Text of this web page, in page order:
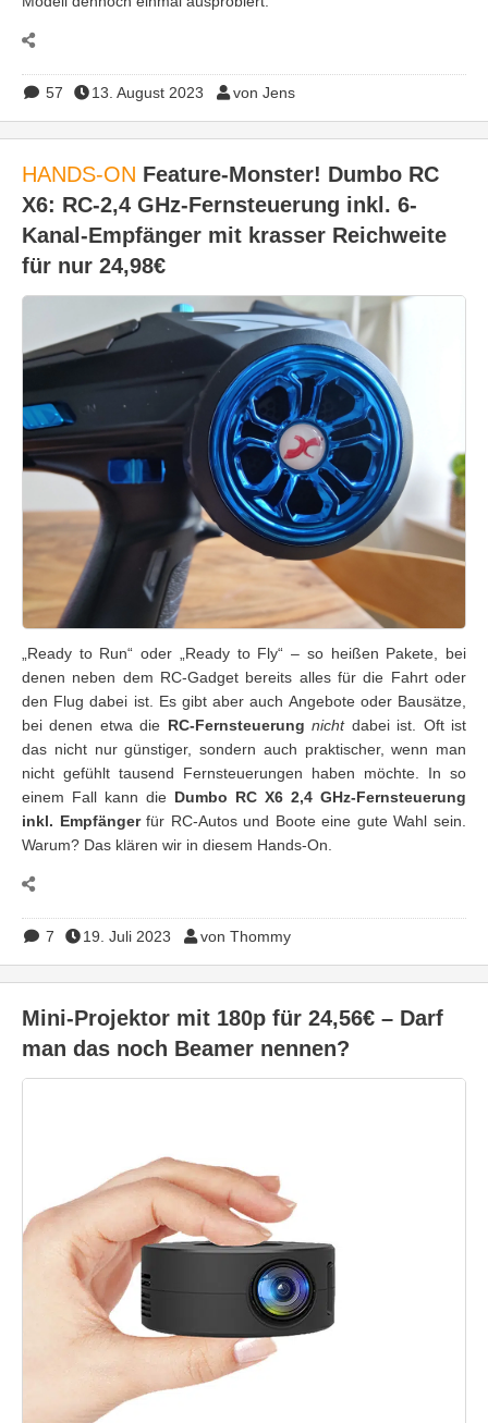
57 13. August 2023 von Jens
HANDS-ON Feature-Monster! Dumbo RC
X6: RC-2,4 GHz-Fernsteuerung inkl. 6-
Kanal-Empfänger mit krasser Reichweite
für nur 24,98€
„Ready to Run“ oder „Ready to Fly“ – so heißen Pakete, bei
denen neben dem RC-Gadget bereits alles für die Fahrt oder
den Flug dabei ist. Es gibt aber auch Angebote oder Bausätze,
bei denen etwa die RC-Fernsteuerung nichtdabei ist. Oft ist
das nicht nur günstiger, sondern auch praktischer, wenn man
nicht gefühlt tausend Fernsteuerungen haben möchte. In so
einem Fall kann die Dumbo RC X6 2,4 GHz-Fernsteuerung
inkl. Empfängerfür RC-Autos und Boote eine gute Wahl sein.
Warum? Das klären wir in diesem Hands-On.
7 19. Juli 2023 von Thommy
Mini-Projektor mit 180p für 24,56€ – Darf
man das noch Beamer nennen?